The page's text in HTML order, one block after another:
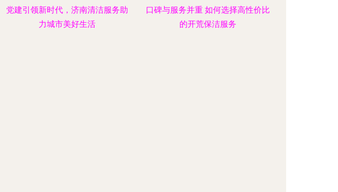
党建引领新时代，济南清洁服务助
力城市美好生活
口碑与服务并重 如何选择高性价比
的开荒保洁服务